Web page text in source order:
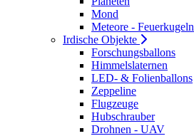
Mond
Meteore - Feuerkugeln
Irdische Objekte
Forschungsballons
Himmelslaternen
LED- & Folienballons
Zeppeline
Flugzeuge
Hubschrauber
Drohnen - UAV